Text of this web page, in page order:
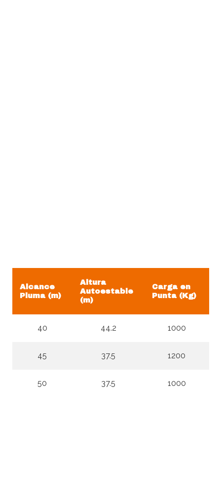
Alcance
Pluma (m)
Altura
Autoestable
(m)
Carga en
Punta (Kg)
40 44.2 1000
45 37.5 1200
50 37.5 1000